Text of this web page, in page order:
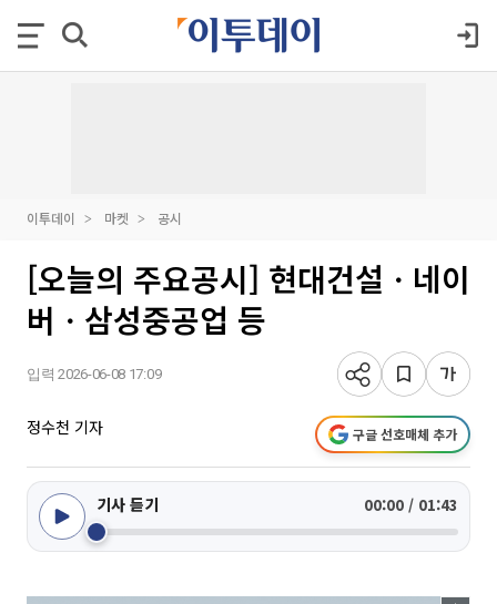
이투데이 마켓 공시
[오늘의 주요공시] 현대건설ㆍ네이
버ㆍ삼성중공업 등
입력 2026-06-08 17:09
정수천 기자 구글 선호매체 추가
기사 듣기 00:00 / 01:43